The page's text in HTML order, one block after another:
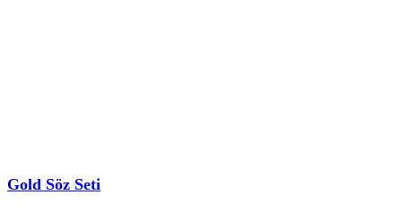
Gold Söz Seti